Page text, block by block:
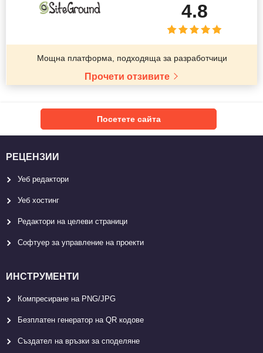
4.8
Мощна платформа, подходяща за разработчици
Прочети отзивите
Посетете сайта
РЕЦЕНЗИИ
Уеб редактори
Уеб хостинг
Редактори на целеви страници
Софтуер за управление на проекти
ИНСТРУМЕНТИ
Компресиране на PNG/JPG
Безплатен генератор на QR кодове
Създател на връзки за споделяне